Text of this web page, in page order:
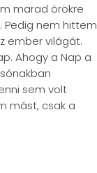
marad örökre
Pedig nem hittem
ember világát.
Ahogy a Nap a
sem volt
mást, csak a